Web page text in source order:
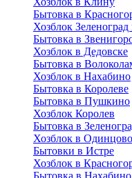
Бытовка в
Хозблок
Бытовка в
Хозблок в Дедовске
Бытовка в
Хозблок в Нахабино
Бытовка в Королеве
Бытовкa в Пушкино
Хозблок Королев
Бытовка в
Хозблок в Одинцово
Бытовки в Истре
Хозблок в
Бытовка в Нахабино